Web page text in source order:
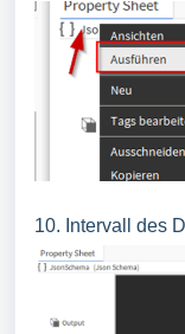
10. Intervall des